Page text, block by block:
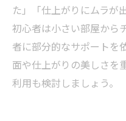
た」「仕上がりにムラが
初心者は小さい部屋から
者に部分的なサポートを
面や仕上がりの美しさを
利用も検討しましょう。